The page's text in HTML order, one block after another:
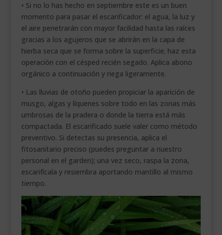
• Si no lo has hecho en septiembre este es un buen
momento para pasar el escarificador: el agua, la luz y
el aire penetrarán con mayor facilidad hasta las raíces
gracias a los agujeros que se abrirán en la capa de
hierba seca que se forma sobre la superficie; haz esta
operación con el césped recién segado. Aplica abono
orgánico a continuación y riega ligeramente.
• Las lluvias de otoño pueden propiciar la aparición de
musgo, algas y líquenes sobre todo en las zonas más
umbrosas de la pradera o donde la tierra está más
compactada. El escarificado suele valer como método
preventivo. Si detectas su presencia, aplica el
fitosanitario preciso (puedes preguntar a nuestro
personal en el garden); una vez seco, raspa la zona,
escarifícala y resiembra aportando mantillo al mismo
tiempo.